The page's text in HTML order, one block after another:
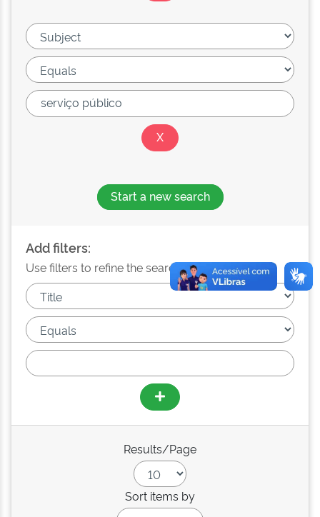
Start a new search
Add filters:
Use filters to refine the search results.
Results/Page
Sort items by